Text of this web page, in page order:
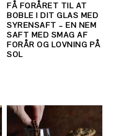
FÅ FORÅRET TIL AT
BOBLE I DIT GLAS MED
SYRENSAFT – EN NEM
SAFT MED SMAG AF
FORÅR OG LOVNING PÅ
SOL